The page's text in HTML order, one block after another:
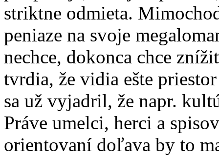
striktne odmieta.
peniaze na svoje
nechce, dokonca chce
tvrdia, že vidia ešte
sa už vyjadril, že napr.
Práve umelci, herci a
orientovaní doľava by to